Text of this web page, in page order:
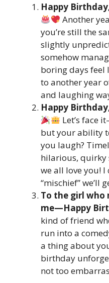
Happy
Another
you’re still the
slightly
somehow
boring days feel
to another year
and laughing
Happy
Let’s face
but your ability
you laugh?
hilarious, quirky
we all love you! I
“mischief” we’ll
To the girl who
me—Happy
kind of friend
run into a
a thing about
birthday
not too